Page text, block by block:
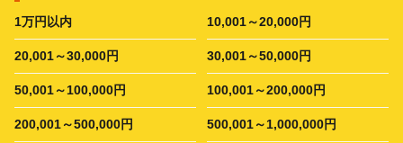
1万円以内 10,001～20,000円
20,001～30,000円 30,001～50,000円
50,001～100,000円 100,001～200,000円
200,001～500,000円 500,001～1,000,000円